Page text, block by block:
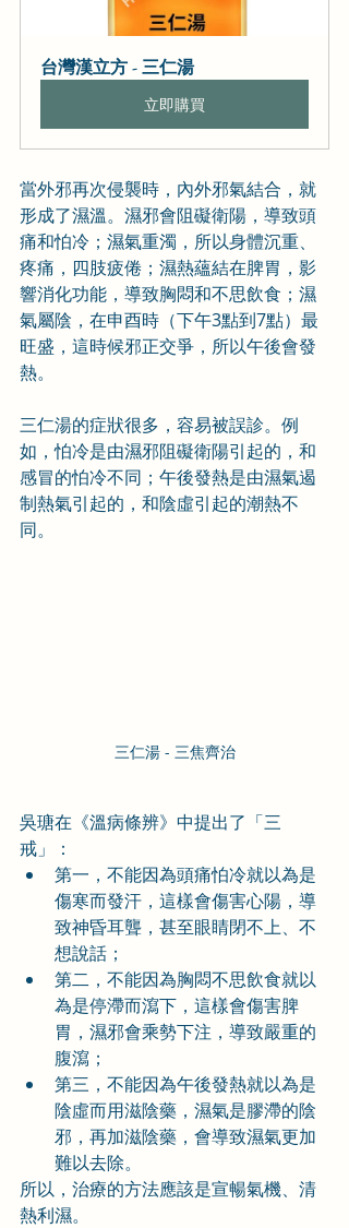
台灣漢立方 - 三仁湯
立即購買
當外邪再次侵襲時，內外邪氣結合，就
形成了濕溫。濕邪會阻礙衛陽，導致頭
痛和怕冷；濕氣重濁，所以身體沉重、
疼痛，四肢疲倦；濕熱蘊結在脾胃，影
響消化功能，導致胸悶和不思飲食；濕
氣屬陰，在申酉時（下午3點到7點）最
旺盛，這時候邪正交爭，所以午後會發
熱。
三仁湯的症狀很多，容易被誤診。例
如，怕冷是由濕邪阻礙衛陽引起的，和
感冒的怕冷不同；午後發熱是由濕氣遏
制熱氣引起的，和陰虛引起的潮熱不
同。
三仁湯 - 三焦齊治
吳瑭在《溫病條辨》中提出了「三
戒」：
第一，不能因為頭痛怕冷就以為是
傷寒而發汗，這樣會傷害心陽，導
致神昏耳聾，甚至眼睛閉不上、不
想說話；
第二，不能因為胸悶不思飲食就以
為是停滯而瀉下，這樣會傷害脾
胃，濕邪會乘勢下注，導致嚴重的
腹瀉；
第三，不能因為午後發熱就以為是
陰虛而用滋陰藥，濕氣是膠滯的陰
邪，再加滋陰藥，會導致濕氣更加
難以去除。
所以，治療的方法應該是宣暢氣機、清
熱利濕。